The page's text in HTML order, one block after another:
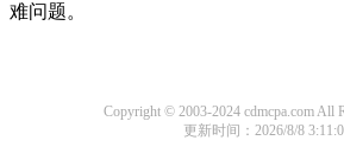
难问题。
Copyright © 2003-2024 cdmcpa.com All
更新时间：2026/8/8